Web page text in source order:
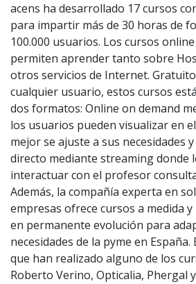
acens ha desarrollado 17 cursos
para impartir más de 30 horas de
100.000 usuarios. Los cursos
permiten aprender tanto sobre
otros servicios de Internet.
cualquier usuario, estos cursos
dos formatos: Online on demand
los usuarios pueden visualizar en
mejor se ajuste a sus necesidades
directo mediante streaming donde
interactuar con el profesor
Además, la compañía experta en
empresas ofrece cursos a medida
en permanente evolución para
necesidades de la pyme en
que han realizado alguno de los
Roberto Verino, Opticalia, Phergal